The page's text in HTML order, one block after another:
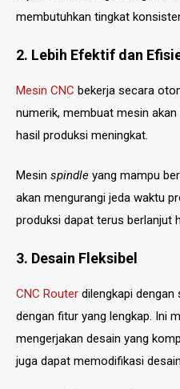
membutuhkan tingkat
2. Lebih Efektif dan
Mesin CNC bekerja secara
numerik, membuat mesin
hasil produksi meningkat.
Mesin spindle yang mampu
akan mengurangi jeda waktu
produksi dapat terus berlanjut
3. Desain Fleksibel
CNC Router dilengkapi
dengan fitur yang lengkap. Ini
mengerjakan desain yang
juga dapat memodifikasi